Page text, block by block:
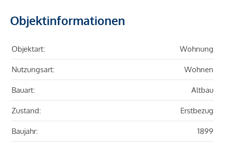
Objektinformationen
Objektart: Wohnung
Nutzungsart: Wohnen
Bauart: Altbau
Zustand: Erstbezug
Baujahr: 1899